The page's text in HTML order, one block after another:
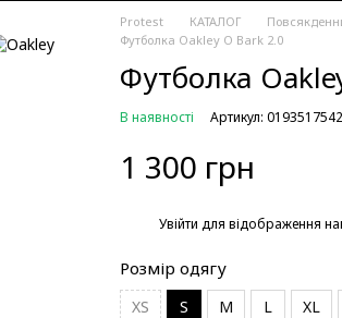
Protest КАТАЛОГ
Футболка Oakley O Bark 2.0
Футболка
В наявності Артикул:
1 300 грн
Увійти для відображення
Розмір одягу
XS S M L XL